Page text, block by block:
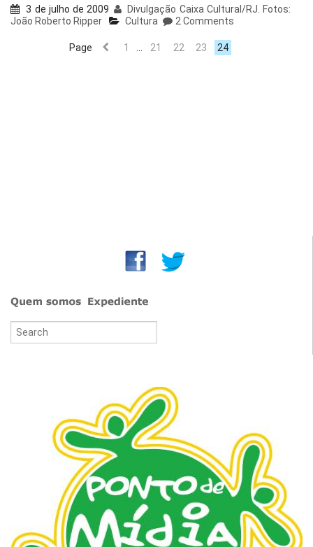
3 de julho de 2009
Divulgação Caixa Cultural/RJ. Fotos:
João Roberto Ripper
Cultura 2 Comments
Page 1 21 22 23 24